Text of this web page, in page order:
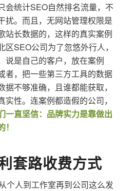
会统计SEO自然排名流量，不
扰。而且，无网站管理权限是
站长数据的，这样的真实案例
SEO公司为了忽悠外行人，
说是自己的客户，放在案例
者，把一些第三方工具的数据
不够准确，且谁都能获取，
性。连案例都造假的公司，
一直坚信：品牌实力是靠做出
套路收费方式
个人到工作室再到公司这么发